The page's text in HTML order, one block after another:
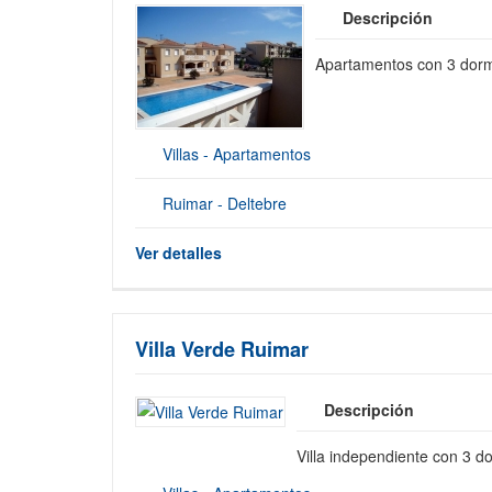
Descripción
Apartamentos con 3
Villas - Apartamentos
Ruimar - Deltebre
Ver detalles
Villa Verde Ruimar
Descripción
Villa independiente con 3